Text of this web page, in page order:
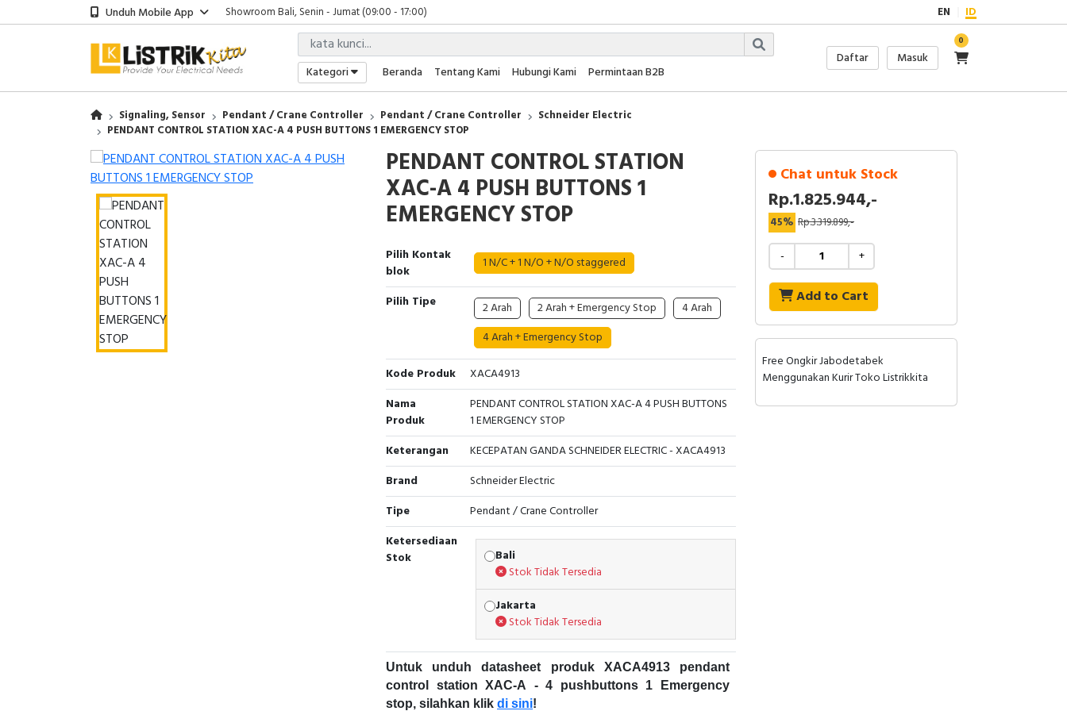
Unduh Mobile App
Showroom Bali, Senin - Jumat (09:00 - 17:00)
Kantor Jakarta, Senin - Jumat (08:00 - 17:00)
Gudang Jakarta, Senin - Jumat (09:00 - 17:00)
Showroom Bali, Senin - Jumat (09:00 - 17:00)
EN ID
Kategori Beranda Tentang Kami Hubungi Kami Permintaan B2B
Daftar Masuk
0
Signaling, Sensor Pendant / Crane Controller Pendant / Crane Controller
Schneider Electric
PENDANT CONTROL STATION XAC-A 4 PUSH BUTTONS 1 EMERGENCY STOP
PENDANT CONTROL STATION
XAC-A 4 PUSH BUTTONS 1
EMERGENCY STOP
Pilih Kontak
blok
1 N/C + 1 N/O + N/O staggered
Pilih Tipe 2 Arah 2 Arah + Emergency Stop
4 Arah
4 Arah + Emergency Stop
Kode Produk
XACA4913
Nama
Produk
PENDANT CONTROL STATION XAC-A 4 PUSH BUTTONS
1 EMERGENCY STOP
Keterangan
KECEPATAN GANDA SCHNEIDER ELECTRIC - XACA4913
Brand
Schneider Electric
Tipe
Pendant / Crane Controller
Ketersediaan
Stok
Bali
Stok Tidak Tersedia
Jakarta
Stok Tidak Tersedia
Untuk unduh datasheet produk XACA4913 pendant
control station XAC-A - 4 pushbuttons 1 Emergency
stop, silahkan klik di sini!
Chat untuk Stock
Rp.1.825.944,-
45% Rp.3.319.899,-
- +
Add to Cart
Free Ongkir Jabodetabek
Menggunakan Kurir Toko Listrikkita